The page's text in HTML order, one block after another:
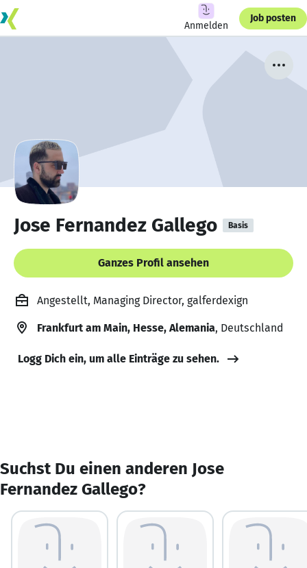
Anmelden
Job posten
Jose Fernandez Gallego Basis
Ganzes Profil ansehen
Angestellt, Managing Director, galferdexign
Frankfurt am Main, Hesse, Alemania, Deutschland
Logg Dich ein, um alle Einträge zu sehen.
Suchst Du einen anderen Jose
Fernandez Gallego?